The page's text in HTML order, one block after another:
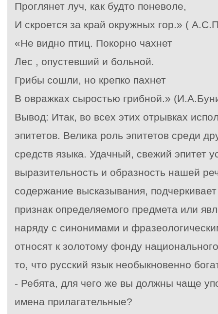
Проглянет луч, как будто поневоле,
И скроется за край окружных гор.» (
«Не видно птиц. Покорно чахнет
Лес , опустевший и больной.
Грибы сошли, но крепко пахнет
В овражках сыростью грибной.»
Вывод: Итак, во всех этих отрывках
эпитетов. Велика роль эпитетов среди
средств языка. Удачный, свежий эпитет
выразительность и образность нашей
содержание высказывания,
признак определяемого предмета или
наряду с синонимами и
относят к золотому фонду
то, что русский язык необыкновенно
- Ребята, для чего же вы должны чаще
имена прилагательные?